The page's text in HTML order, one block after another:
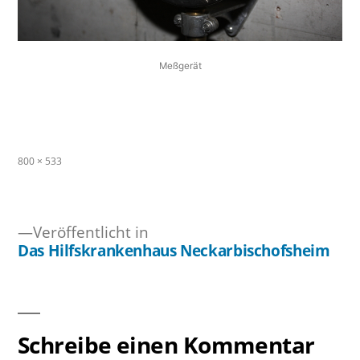
Meßgerät
Originalgröße
800 × 533
Veröffentlicht in
Das Hilfskrankenhaus Neckarbischofsheim
Schreibe einen Kommentar